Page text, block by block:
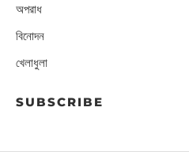
অপরাধ
বিনোদন
খেলাধুলা
SUBSCRIBE